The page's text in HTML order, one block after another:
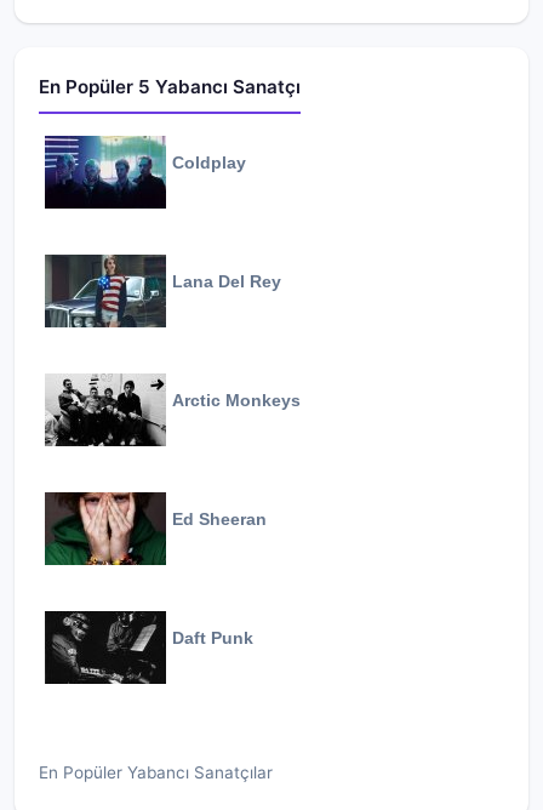
En Popüler 5 Yabancı Sanatçı
Coldplay
Lana Del Rey
Arctic Monkeys
Ed Sheeran
Daft Punk
En Popüler Yabancı Sanatçılar